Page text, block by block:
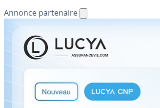
Annonce partenaire